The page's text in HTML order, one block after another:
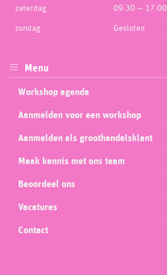
zaterdag 09:30 — 17:00
zondag Gesloten
Menu
Workshop agenda
Aanmelden voor een workshop
Aanmelden als groothandelsklant
Maak kennis met ons team
Beoordeel ons
Vacatures
Contact